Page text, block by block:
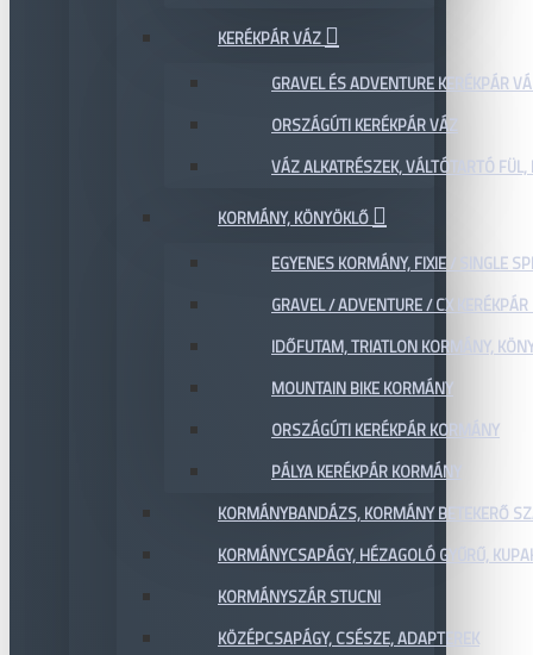
KERÉKPÁR VÁZ
GRAVEL ÉS ADVENTURE KERÉKPÁR
ORSZÁGÚTI KERÉKPÁR VÁZ
VÁZ ALKATRÉSZEK, VÁLTÓTARTÓ FÜL,
KORMÁNY, KÖNYÖKLŐ
EGYENES KORMÁNY, FIXIE / SINGLE
GRAVEL / ADVENTURE / CX
IDŐFUTAM, TRIATLON KORMÁNY,
MOUNTAIN BIKE KORMÁNY
ORSZÁGÚTI KERÉKPÁR KORMÁNY
PÁLYA KERÉKPÁR KORMÁNY
KORMÁNYBANDÁZS, KORMÁNY BETEKERŐ
KORMÁNYCSAPÁGY, HÉZAGOLÓ GYŰRŰ,
KORMÁNYSZÁR STUCNI
KÖZÉPCSAPÁGY, CSÉSZE, ADAPTEREK